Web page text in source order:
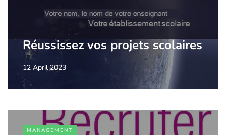
Réussissez vos projets scolaires
12 April 2023
MANAGEMENT